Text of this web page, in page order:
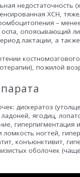
недостаточность
ХСН,
–
опоясывающий
лактации, а также
пожилой
дискератоз
ягодиц,
гиперпигментация
ногтей,
конъюнктивит,
оболочек